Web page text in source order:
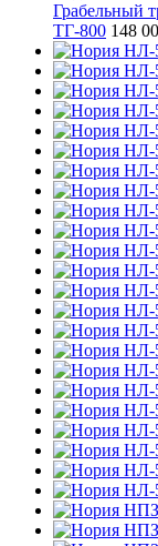
Грабельный
ТГ-800 148